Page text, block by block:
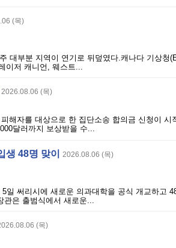
(목)
대부분 지역이 연기로 뒤덮였다.캐나다 기상청
이저 캐니언, 웨스트...
2026.08.06 (목)
해자를 대상으로 한 집단소송 합의금 신청이 시
달러까지 보상받을 수...
생 48명 맞이 2026.08.06 (목)
써리시에 새로운 의과대학을 공식 개교하고
관은 출범식에서 새로운...
(목)